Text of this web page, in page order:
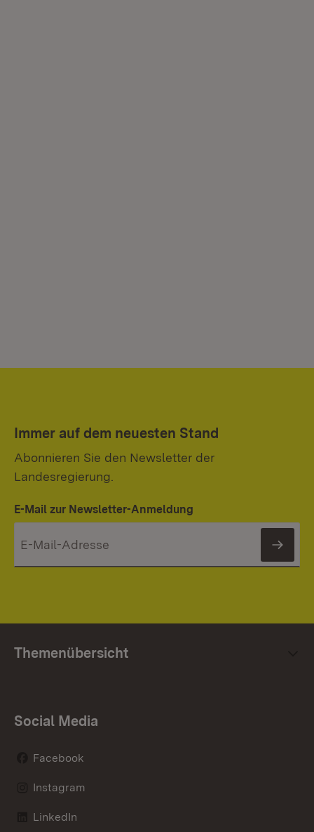
Immer auf dem neuesten Stand
Abonnieren Sie den Newsletter der
Landesregierung.
E-Mail zur Newsletter-Anmeldung
Themenübersicht
Social Media
Facebook
Instagram
LinkedIn